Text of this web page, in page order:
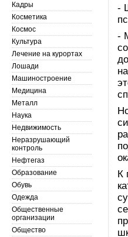
-
-
К
Кадры
Косметика
Космос
Культура
Лечение на курортах
Лошади
Машиностроение
Медицина
Металл
Наука
Недвижимость
Неразрушающий
контроль
Нефтегаз
Образование
Обувь
Одежда
Общественные
организации
Общество